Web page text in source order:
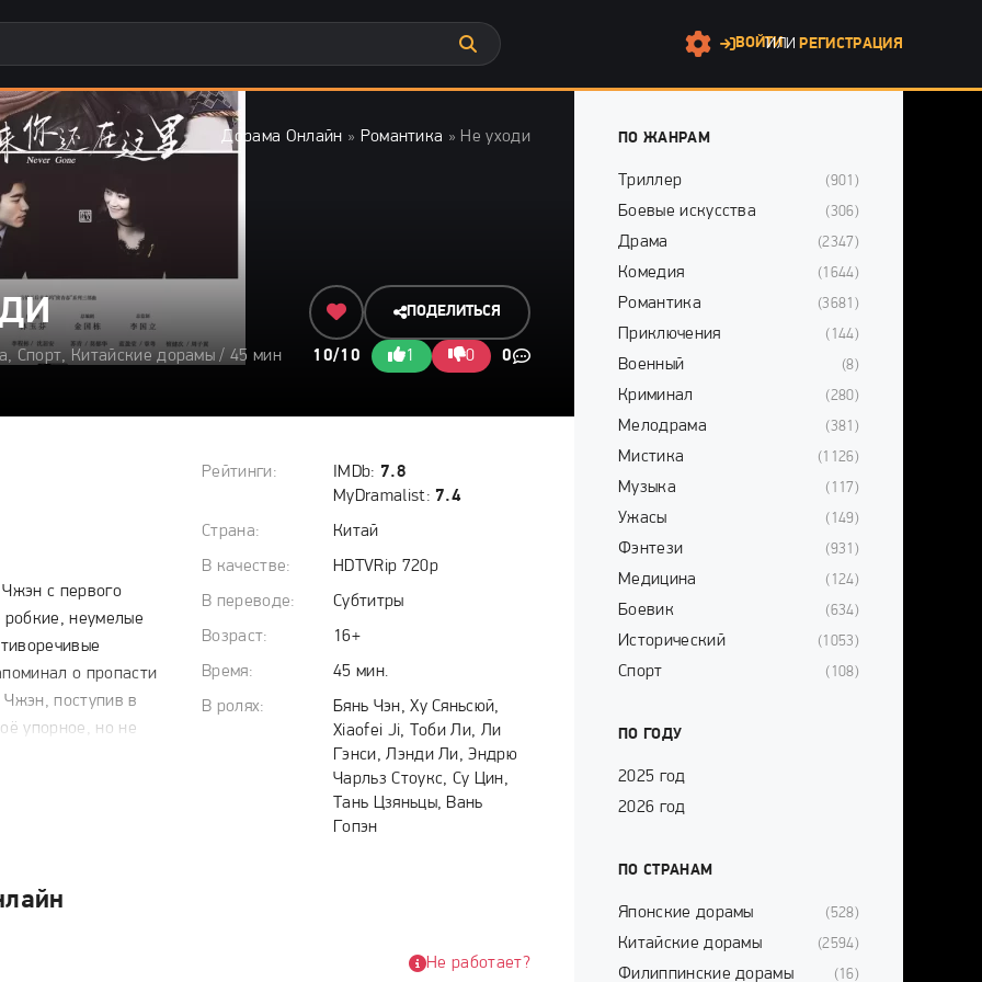
ВОЙТИ
ИЛИ РЕГИСТРАЦИЯ
Дорама Онлайн » Романтика » Не уходи
ПОДЕЛИТЬСЯ
Спорт, Китайские дорамы / 45 мин 10/10 1 0 0
с первого
робкие, неумелые
о пропасти
поступив в
упорное, но не
Однако
обнажила
Потеряв её, Чэн
Рейтинги: IMDb: 7.8
MyDramalist: 7.4
Страна:
Китай
В качестве:
HDTVRip 720p
В переводе:
Субтитры
Возраст:
16+
Время:
45 мин.
В ролях:
Бянь Чэн, Ху Сяньсюй,
Xiaofei Ji, Тоби Ли, Ли
Гэнси, Лэнди Ли, Эндрю
Чарльз Стоукс, Су Цин,
Тань Цзяньцы, Вань
Гопэн
Не работает?
ПО ЖАНРАМ
Триллер (901)
Боевые искусства (306)
Драма (2347)
Комедия (1644)
Романтика (3681)
Приключения (144)
Военный (8)
Криминал (280)
Мелодрама (381)
Мистика (1126)
Музыка (117)
Ужасы (149)
Фэнтези (931)
Медицина (124)
Боевик (634)
Исторический (1053)
Спорт (108)
ПО ГОДУ
2025 год
2026 год
ПО СТРАНАМ
Японские дорамы (528)
Китайские дорамы (2594)
Филиппинские дорамы (16)